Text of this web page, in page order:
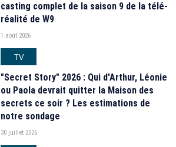
casting complet de la saison 9 de la télé-
réalité de W9
1 août 2026
TV
"Secret Story" 2026 : Qui d'Arthur, Léonie
ou Paola devrait quitter la Maison des
secrets ce soir ? Les estimations de
notre sondage
30 juillet 2026